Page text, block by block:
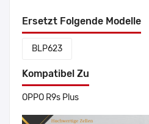
Ersetzt Folgende Modelle
BLP623
Kompatibel Zu
OPPO R9s Plus